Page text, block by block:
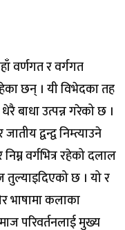
वर्णगत र वर्गगत
छन् । यी विभेदका तह
बाधा उत्पन्न गरेको छ ।
द्वन्द्व निम्त्याउने
वर्गभित्र रहेको दलाल
छ । यो र
भाषामा कलाका
परिवर्तनलाई मुख्य